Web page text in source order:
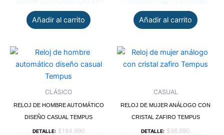
Añadir al carrito Añadir al carrito
CLÁSICO
RELOJ DE HOMBRE AUTOMÁTICO
DISEÑO CASUAL TEMPUS
DETALLE: $184.990
CASUAL
RELOJ DE MUJER ANÁLOGO CON
CRISTAL ZAFIRO TEMPUS
DETALLE: $98.990